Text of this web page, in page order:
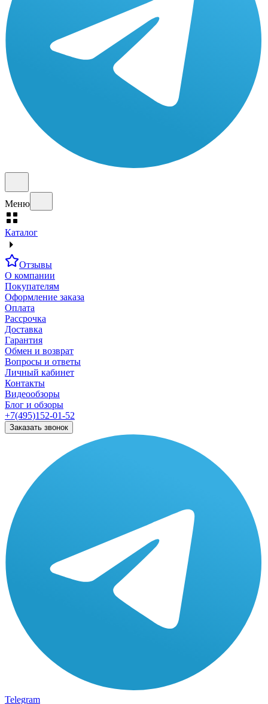
Меню
Каталог
Отзывы
О компании
Покупателям
Оформление заказа
Оплата
Рассрочка
Доставка
Гарантия
Обмен и возврат
Вопросы и ответы
Личный кабинет
Контакты
Видеообзоры
Блог и обзоры
+7(495)152-01-52
Заказать звонок
Telegram